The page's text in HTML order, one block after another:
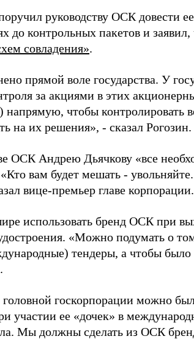
руководству ОСК довести
до контрольных пакетов и
совладения».
прямой воле государства. У
за акциями в этих
чтобы контролировать
на их решения», - сказал Рогозин.
ОСК Андрею Дьячкову «все
вам будет мешать -
вице-премьер главе корпорации.
использовать бренд ОСК при
«Можно подумать о
тендеры, а чтобы
госкорпорации можно
участии ее «дочек» в
Мы должны сделать из ОСК